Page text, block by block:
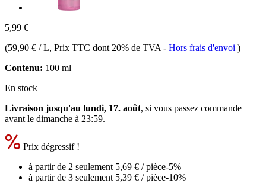
5,99 €
(59,90 € / L, Prix TTC dont 20% de TVA - Hors frais d'envoi )
Contenu: 100 ml
En stock
Livraison jusqu'au lundi, 17. août, si vous passez commande
avant le dimanche à 23:59.
Prix dégressif !
à partir de 2 seulement 5,69 € / pièce-5%
à partir de 3 seulement 5,39 € / pièce-10%